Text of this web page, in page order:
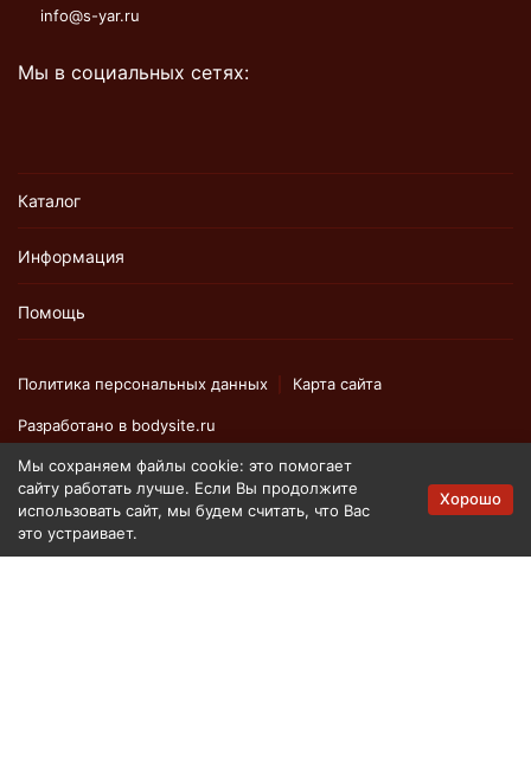
info@s-yar.ru
Мы в социальных сетях:
Каталог
Информация
Помощь
Политика персональных данных Карта сайта
Разработано в bodysite.ru
Вся представленная на сайте информация, касающаяся
технических характеристик, наличия на складе, стоимости
товаров, носит информационный характер и ни при каких
Мы сохраняем файлы cookie: это помогает
сайту работать лучше. Если Вы продолжите
использовать сайт, мы будем считать, что Вас
это устраивает.
Хорошо